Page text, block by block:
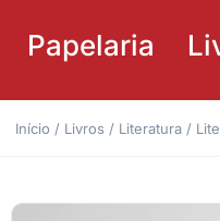
Papelaria
Início / Livros / Literatura /